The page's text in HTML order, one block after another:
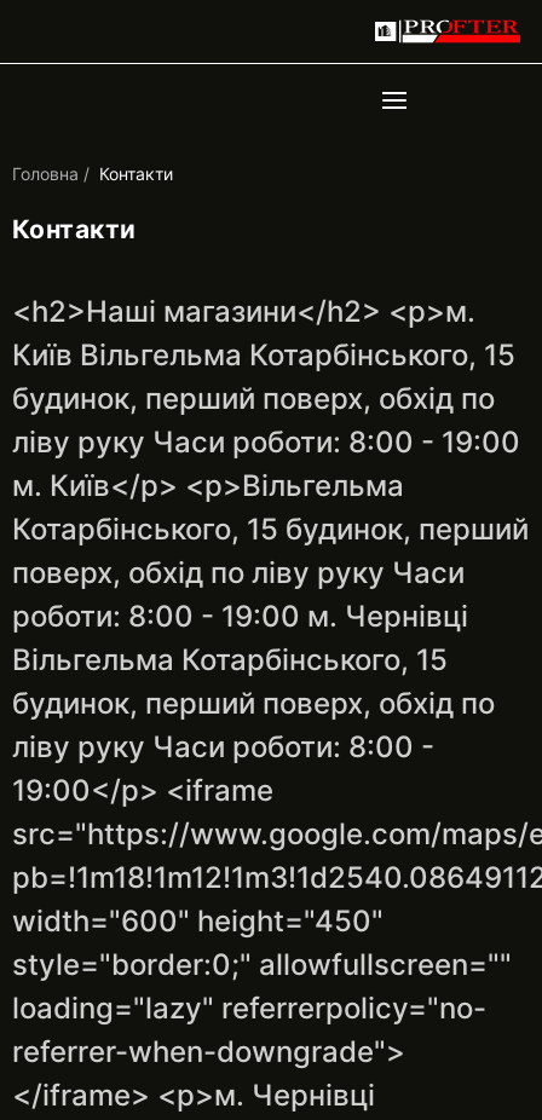
Головна Контакти
Контакти
<h2>Наші магазини</h2> <p>м.
Київ Вільгельма Котарбінського, 15
будинок, перший поверх, обхід по
ліву руку Часи роботи: 8:00 - 19:00
м. Київ</p> <p>Вільгельма
Котарбінського, 15 будинок, перший
поверх, обхід по ліву руку Часи
роботи: 8:00 - 19:00 м. Чернівці
Вільгельма Котарбінського, 15
будинок, перший поверх, обхід по
ліву руку Часи роботи: 8:00 -
19:00</p> <iframe
src="https://www.google.com/maps/
width="600" height="450"
style="border:0;" allowfullscreen=""
loading="lazy" referrerpolicy="no-
referrer-when-downgrade">
</iframe> <p>м. Чернівці